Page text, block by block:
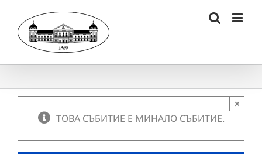
content
ТОВА СЪБИТИЕ Е МИНАЛО СЪБИТИЕ.
×